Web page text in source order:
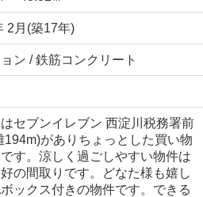
2月(築17年)
ン / 鉄筋コンクリート
セブンイレブン 西淀川税務署前
194m)がありちょっとした買い物
す。涼しく過ごしやすい物件は
の間取りです。どなた様も嬉し
ックス付きの物件です。できる